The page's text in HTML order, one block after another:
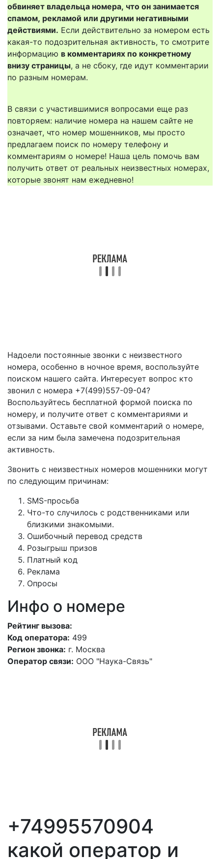
обвиняет владельца номера, что он занимается
спамом, рекламой или другими негативными
действиями. Если действительно за номером есть
какая-то подозрительная активность, то смотрите
информацию в комментариях по конкретному
внизу страницы, а не сбоку, где идут комментарии
по разным номерам.
В связи с участившимися вопросами еще раз
повторяем: наличие номера на нашем сайте не
означает, что номер мошенников, мы просто
предлагаем поиск по номеру телефону и
комментариям о номере! Наша цель помочь вам
получить ответ от реальных неизвестных номерах,
которые звонят нам ежедневно!
Надоели постоянные звонки с неизвестного
номера, особенно в ночное время, воспользуйте
поиском нашего сайта. Интересует вопрос кто
звонил с номера +7(499)557-09-04?
Воспользуйтесь бесплатной формой поиска по
номеру, и получите ответ с комментариями и
отзывами. Оставьте свой комментарий о номере,
если за ним была замечена подозрительная
активность.
Звонить с неизвестных номеров мошенники могут
по следующим причинам:
SMS-просьба
Что-то случилось с родственниками или
близкими знакомыми.
Ошибочный перевод средств
Розыгрыш призов
Платный код
Реклама
Опросы
Инфо о номере
Рейтинг вызова:
Код оператора: 499
Регион звонка: г. Москва
Оператор связи: ООО "Наука-Связь"
+74995570904
какой оператор и